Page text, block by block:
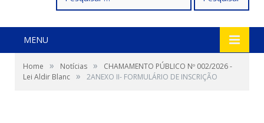
por:
MENU
Home » Notícias »
CHAMAMENTO PÚBLICO Nº 002/2026 -
Lei Aldir Blanc » 2ANEXO II- FORMULÁRIO DE INSCRIÇÃO